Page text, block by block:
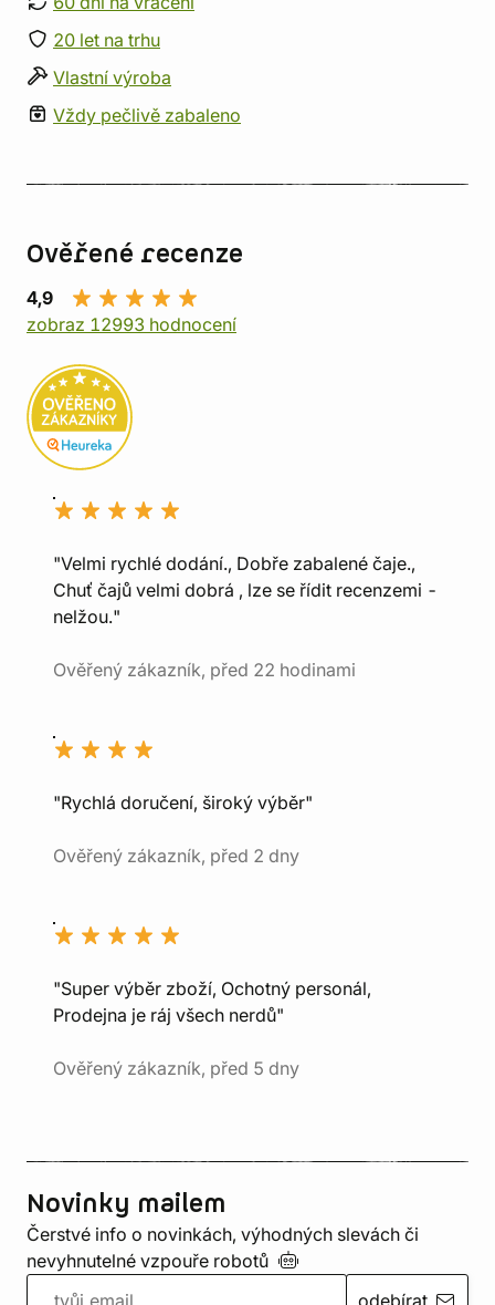
20 let na trhu
Vlastní výroba
Vždy pečlivě zabaleno
Ověřené recenze
4,9
zobraz 12993 hodnocení
"Velmi rychlé dodání., Dobře zabalené čaje.,
Chuť čajů velmi dobrá , lze se řídit recenzemi -
nelžou."
Ověřený zákazník, před 22 hodinami
"Rychlá doručení, široký výběr"
Ověřený zákazník, před 2 dny
"Super výběr zboží, Ochotný personál,
Prodejna je ráj všech nerdů"
Ověřený zákazník, před 5 dny
Novinky mailem
Čerstvé info o novinkách, výhodných slevách či
nevyhnutelné vzpouře robotů
odebírat